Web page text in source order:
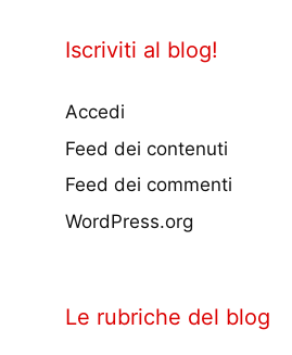
Iscriviti al blog!
Accedi
Feed dei contenuti
Feed dei commenti
WordPress.org
Le rubriche del blog